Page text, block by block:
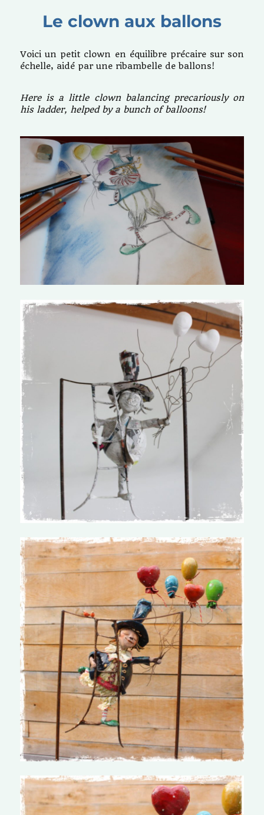
Le clown aux ballons
Voici un petit clown en équilibre précaire sur son
échelle, aidé par une ribambelle de ballons!
Here is a little clown balancing precariously on
his ladder, helped by a bunch of balloons!